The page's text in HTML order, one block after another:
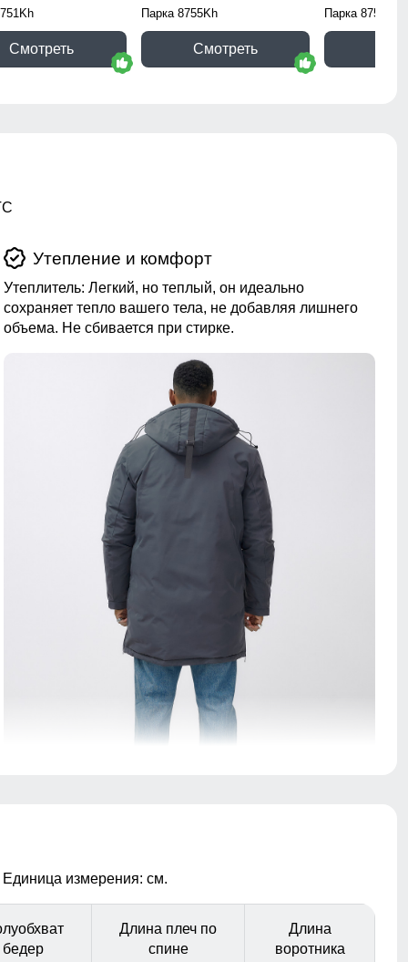
Смотреть
Парка 8755Kh
Смотреть
Парка 8751Ch
Утепление и комфорт
Утеплитель: Легкий, но теплый, он идеально
сохраняет тепло вашего тела, не добавляя лишнего
объема. Не сбивается при стирке.
Внешний карман
накладные карманы служат местом хранения
различных мелочей.
Единица измерения: см.
бедер
Длина плеч по
спине
Длина
воротника